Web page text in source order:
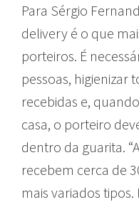
Para Sérgio
delivery é o que
porteiros. É
pessoas, higienizar
recebidas e,
casa, o porteiro
dentro da guarita.
recebem cerca de
mais variados